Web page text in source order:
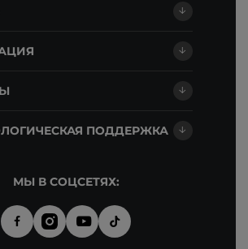
ПОДДЕРЖКА
МЫ В СОЦСЕТЯХ: